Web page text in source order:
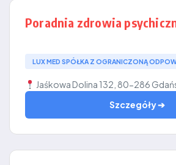
Poradnia zdrowia
LUX MED SPÓŁKA Z OGRANICZONĄ
Jaśkowa Dolina 132, 80-286
Szczegóły ➔